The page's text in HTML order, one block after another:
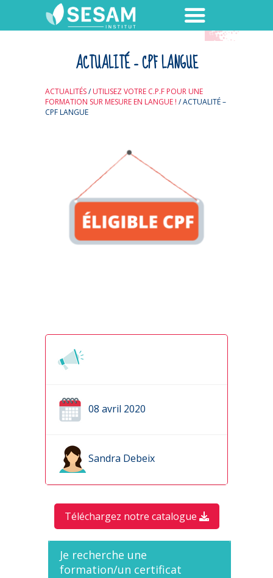
ACTUALITÉ – CPF LANGUE
ACTUALITÉS/UTILISEZ VOTRE C.P.F POUR UNE
FORMATION SUR MESURE EN LANGUE ! /ACTUALITÉ –
CPF LANGUE
08 avril 2020
Sandra Debeix
Téléchargez notre catalogue
Je recherche une
formation/un certificat